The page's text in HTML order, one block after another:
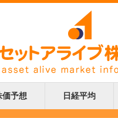
価予想 日経平均